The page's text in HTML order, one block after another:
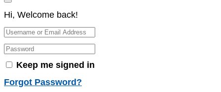
Hi, Welcome back!
Keep me signed in
Forgot Password?